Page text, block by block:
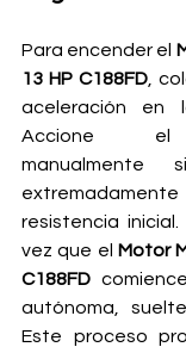
Para encender el
13 HP C188FD,
aceleración en
Accione el
resistencia
vez que el Motor
C188FD
autónoma,
Este proceso